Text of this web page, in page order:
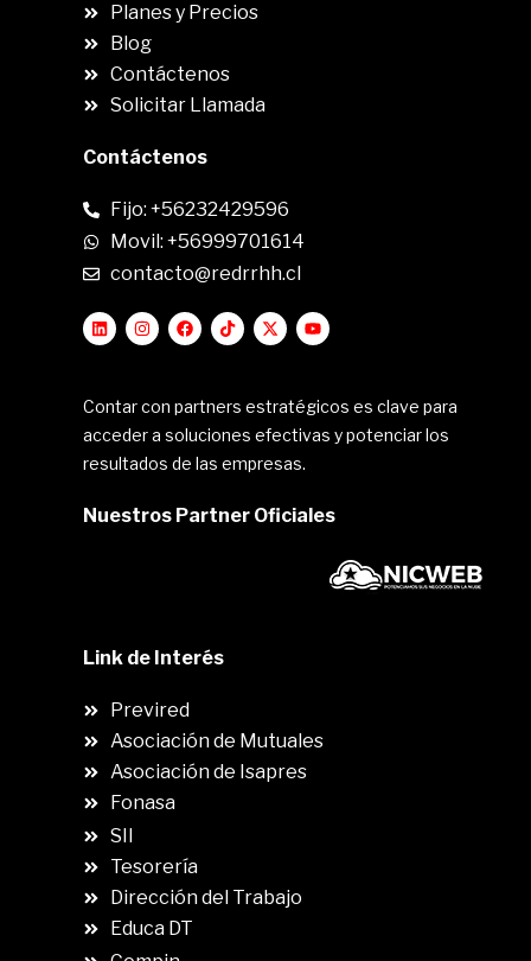
Planes y Precios
Blog
Contáctenos
Solicitar Llamada
Contáctenos
Fijo: +56232429596
Movil: +56999701614
contacto@redrrhh.cl
Contar con partners estratégicos es clave para
acceder a soluciones efectivas y potenciar los
resultados de las empresas.
Nuestros Partner Oficiales
Link de Interés
Previred
Asociación de Mutuales
Asociación de Isapres
Fonasa
SII
Tesorería
Dirección del Trabajo
Educa DT